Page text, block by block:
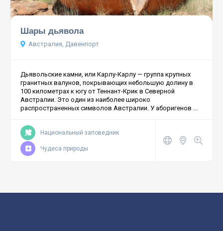
Шары дьявола
Австралия, Давенпорт
Дьявольские камни, или Карлу-Карлу — группа крупных
гранитных валунов, покрывающих небольшую долину в
100 километрах к югу от Теннант-Крик в Северной
Австралии. Это один из наиболее широко
распространенных символов Австралии. У аборигенов ...
Национальный заповедник
Чудеса природы